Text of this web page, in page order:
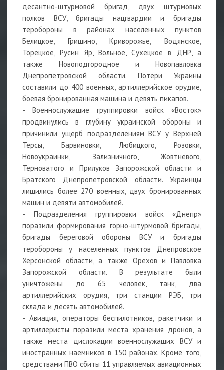
десантно-штурмовой бригад, двух штурмовых
полков ВСУ, бригады нацгвардии и бригады
теробороны в районах населенных пунктов
Белицкое, Гришино, Криворожье, Водянское,
Торецкое, Русин Яр, Вольное, Сухецкое в ДНР, а
также Новоподгородное и Новопавловка
Днепропетровской области. Потери Украины
составили до 400 военных, артиллерийское орудие,
боевая бронированная машина и девять пикапов.
- Военнослужащие группировки войск «Восток»
продвинулись в глубину украинской обороны и
причинили ущерб подразделениям ВСУ у Верхней
Терсы, Барвиновки, Любицкого, Розовки,
Новоукраинки, Зализничного, Жовтневого,
Терноватого и Прилуков Запорожской области и
Братского Днепропетровской области. Украинцы
лишились более 270 военных, двух бронированных
машин и девяти автомобилей.
- Подразделения группировки войск «Днепр»
поразили формирования горно-штурмовой бригады,
бригады береговой обороны ВСУ и бригады
теробороны у населенных пунктов Днепровское
Херсонской области, а также Орехов и Павловка
Запорожской области. В результате были
уничтожены до 65 человек, танк, два
артиллерийских орудия, три станции РЭБ, три
склада и десять автомобилей.
- Авиация, операторы беспилотников, ракетчики и
артиллеристы поразили места хранения дронов, а
также места дислокации военнослужащих ВСУ и
иностранных наемников в 150 районах. Кроме того,
средствами ПВО сбиты 11 управляемых авиационных